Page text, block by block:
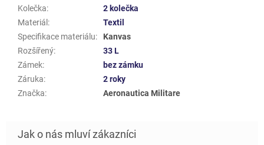
Kolečka:
2 kolečka
Materiál :
Textil
Specifikace materiálu:
Kanvas
Rozšířený:
33 L
Zámek:
bez zámku
Záruka:
2 roky
Značka: Aeronautica Militare